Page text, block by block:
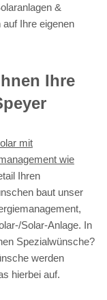
&
Ihre eigenen
Ihre
mit
wie
Ihren
baut unser
Solar-Anlage. In
Spezialwünsche?
werden
hierbei auf.